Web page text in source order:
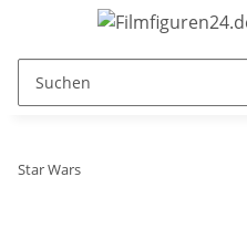
Star Wars